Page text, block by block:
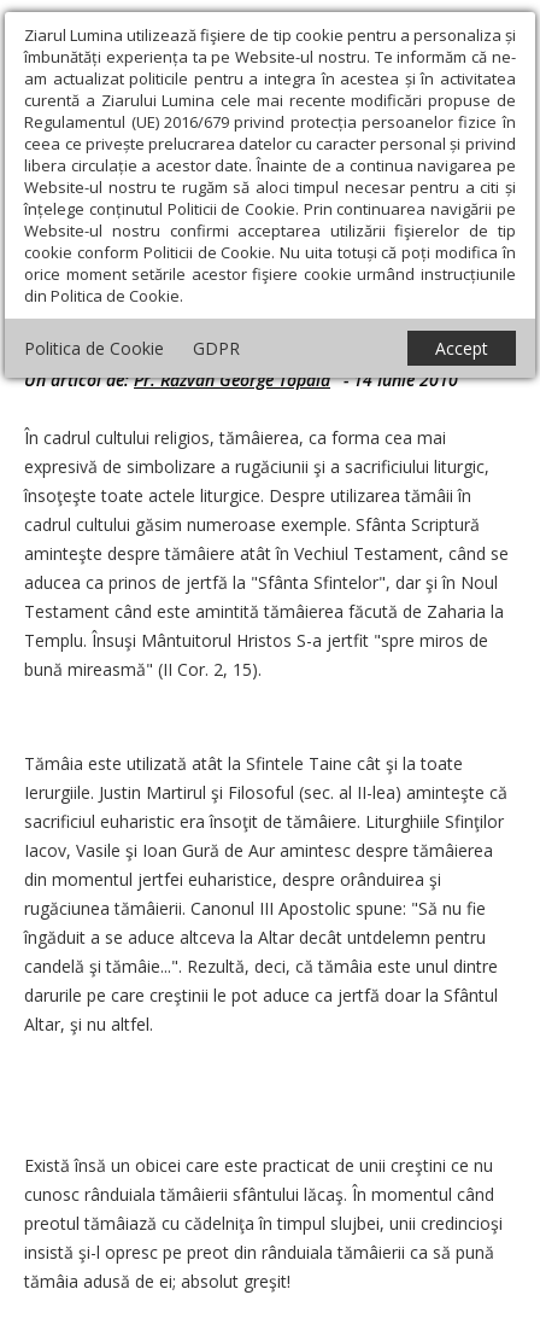
Ziarul Lumina utilizează fişiere de tip cookie pentru a personaliza și
îmbunătăți experiența ta pe Website-ul nostru. Te informăm că ne-
am actualizat politicile pentru a integra în acestea și în activitatea
curentă a Ziarului Lumina cele mai recente modificări propuse de
Regulamentul (UE) 2016/679 privind protecția persoanelor fizice în
ceea ce privește prelucrarea datelor cu caracter personal și privind
libera circulație a acestor date. Înainte de a continua navigarea pe
Website-ul nostru te rugăm să aloci timpul necesar pentru a citi și
înțelege conținutul Politicii de Cookie. Prin continuarea navigării pe
Website-ul nostru confirmi acceptarea utilizării fişierelor de tip
cookie conform Politicii de Cookie. Nu uita totuși că poți modifica în
orice moment setările acestor fişiere cookie urmând instrucțiunile
din Politica de Cookie.
Politica de Cookie GDPR Accept
Ziarul Lumina › Teologie și spiritualitate › Liturgica › Sfaturi
practice în biserică: De ce trebuie să oferim tămâia doar la Sfântul
Altar
Sfaturi practice în biserică: De ce trebuie să
oferim tămâia doar la Sfântul Altar
Un articol de:Pr. Răzvan George Topală -14 Iunie 2010
În cadrul cultului religios, tămâierea, ca forma cea mai
expresivă de simbolizare a rugăciunii şi a sacrificiului liturgic,
însoţeşte toate actele liturgice. Despre utilizarea tămâii în
cadrul cultului găsim numeroase exemple. Sfânta Scriptură
aminteşte despre tămâiere atât în Vechiul Testament, când se
aducea ca prinos de jertfă la "Sfânta Sfintelor", dar şi în Noul
Testament când este amintită tămâierea făcută de Zaharia la
Templu. Însuşi Mântuitorul Hristos S-a jertfit "spre miros de
bună mireasmă" (II Cor. 2, 15).
Tămâia este utilizată atât la Sfintele Taine cât şi la toate
Ierurgiile. Justin Martirul şi Filosoful (sec. al II-lea) aminteşte că
sacrificiul euharistic era însoţit de tămâiere. Liturghiile Sfinţilor
Iacov, Vasile şi Ioan Gură de Aur amintesc despre tămâierea
din momentul jertfei euharistice, despre orânduirea şi
rugăciunea tămâierii. Canonul III Apostolic spune: "Să nu fie
îngăduit a se aduce altceva la Altar decât untdelemn pentru
candelă şi tămâie...". Rezultă, deci, că tămâia este unul dintre
darurile pe care creştinii le pot aduce ca jertfă doar la Sfântul
Altar, şi nu altfel.
Există însă un obicei care este practicat de unii creştini ce nu
cunosc rânduiala tămâierii sfântului lăcaş. În momentul când
preotul tămâiază cu cădelniţa în timpul slujbei, unii credincioşi
insistă şi-l opresc pe preot din rânduiala tămâierii ca să pună
tămâia adusă de ei; absolut greşit!